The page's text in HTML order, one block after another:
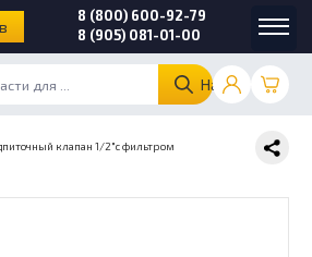
Найти
8 (800) 600-92-79
8 (905) 081-01-00
клапан 1/2″с фильтром